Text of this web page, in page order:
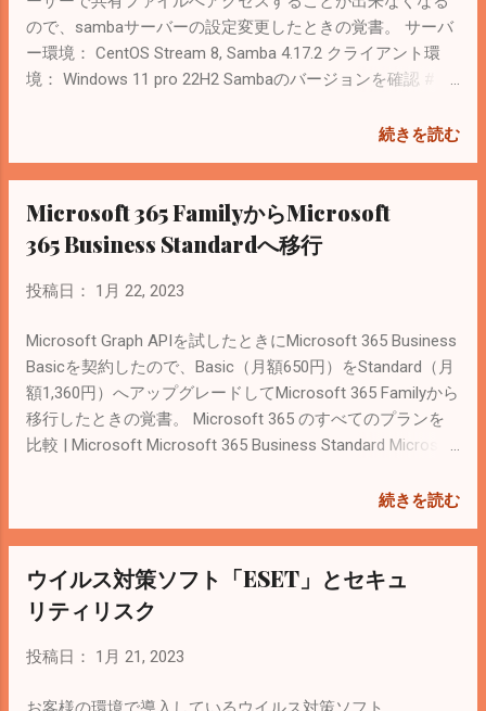
するルーター、プロキシサーバーなどはエ
ンドポイントとは言わない。 マルウェアは
目的達成のためにエンドポイントに感染し
策が重要。 ４．Microsoft Defenderシリー
ウォールなどはWindowsにビルトインされ
ているので、PC単体の使用で追加料金は発
生しない。 個人向けにはMicrosoft365と抱
き合わせで家族のデバイスを監視...
タン → アイコンをクリック → ユーザーの切り替え。
Microsoft 365ユーザーでWindowsにログイン。 あとは
Winwos11をクリーンインストールした覚書を参考に設定す
12月） 気づいたこと MicrosoftストアはMicrosoftアカウン
上の共有フォルダにゲストでアクセスしたら「この操作を
実行するアクセス許可が必要です」と言われたので、
Sambaの設定を見直して認証する運用に変更。 参考：
Samba共有フォルダのゲストユーザーを無効にして認証す
るように変更 次回はMicrosoft IntuneとWindows Autopilot
Business Premium（月額2,390円＝Business Standar...
ので、sambaサーバーの設定変更したときの覚書。 サーバ
ー環境： CentOS Stream 8, Samba 4.17.2 クライアント環
境： Windows 11 pro 22H2 Sambaのバージョンを確認 #
ーザー一覧 # smbstatus 今のSMBプロトコルは3.1.1が最
ユーザーを無効にする。 sambaの設定ファイルを編集。 #
cd /etc/samba/ # less smb.conf [global] workgroup =
VM security = user passdb backend = tdbsam
printing = cups printcap name = cups load printers
= No cups options = raw server string = Samba %v
to guest = Never 書式を確認してsamba再起動 # testparm
# systemctl restart smb Windowsからアクセスできないこ
とを確認。 ２．共有フォルダにアクセスするユー...
続きを読む
Microsoft 365 FamilyからMicrosoft
365 Business Standardへ移行
投稿日： 1月 22, 2023
Microsoft Graph APIを試したときにMicrosoft 365 Business
Basicを契約したので、Basic（月額650円）をStandard（月
額1,360円）へアップグレードしてMicrosoft 365 Familyから
移行したときの覚書。 Microsoft 365 のすべてのプランを
比較 | Microsoft Microsoft 365 Business Standard Microsoft
プリケーションをインストール可能。 ちなみに数人レベル
は公式サイトを参考に。 家庭向けから一般法人向けに
Microsoft 365 サブスクリプションを切り替える -
Microsoft サポート １．Microsoft 365 Business Standardへ
アップグレード プランをBasicからStandardへアップグレー
ドする。 参考： 別のビジネス プランにアップグレードす
メニューの課金情報→お使いの製品 Microsoft 365
続きを読む
ウイルス対策ソフト「ESET」とセキュ
リティリスク
投稿日： 1月 21, 2023